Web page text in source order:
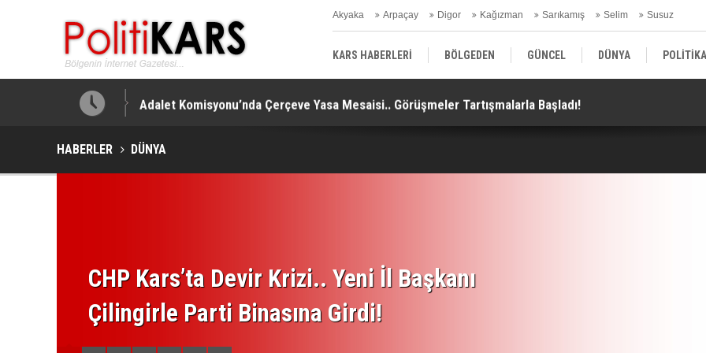
Akyaka Arpaçay Digor Kağızman Sarıkamış Selim Susuz
KARS HABERLERİ BÖLGEDEN GÜNCEL DÜNYA POLİTİKA
EKONOMİ | FİNANS | OTOMOTİV KÜLTÜR | SANAT | MAGAZİN
Adalet Komisyonu’nda Çerçeve Yasa Mesaisi.. Görüşmeler Tartışmalarla Başladı!
HABERLER DÜNYA
CHP Kars’ta Devir Krizi.. Yeni İl Başkanı
Çilingirle Parti Binasına Girdi!